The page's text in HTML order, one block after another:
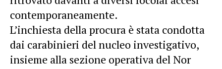
contemporaneamente.
L’inchiesta della procura è stata condotta
dai carabinieri del nucleo investigativo,
insieme alla sezione operativa del Nor